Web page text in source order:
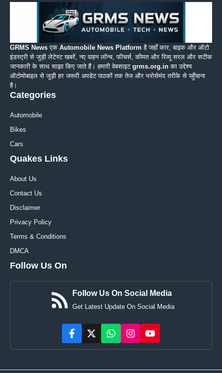
GRMS News एक Automobile News Platform है जहाँ कार, बाइक और ऑटो
इंडस्ट्री से जुड़ी लेटेस्ट खबरें, नए वाहन लॉन्च, फीचर्स, कीमत और रिव्यू सरल और सटीक
जानकारी के साथ साझा किए जाते हैं। हमारी वेबसाइट grms.org.in का उद्देश्य
ऑटोमोबाइल से जुड़ी हर जरूरी अपडेट पाठकों तक तेज और भरोसेमंद तरीके से पहुँचाना
है।
Categories
Automobile
Bikes
Cars
Quakes Links
About Us
Contact Us
Disclaimer
Privacy Policy
Terms & Conditions
DMCA
Follow Us On
Follow Us On Social Media
Get Latest Update On Social Media